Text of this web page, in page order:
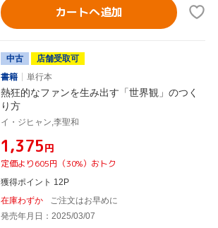
カートへ追加
中古
店舗受取可
書籍
単行本
熱狂的なファンを生み出す「世界観」のつく
り方
イ・ジヒャン,李聖和
¥1,375円
定価より605円（30%）おトク
獲得ポイント 12P
在庫わずか
ご注文はお早めに
発売年月日：2025/03/07